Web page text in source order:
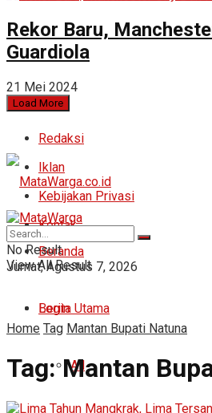
Rekor Baru,
Guardiola
21 Mei 2024
Load More
Redaksi
Iklan
Kebijakan Privasi
Kontak
Jumat, Agustus 7, 2026
Login
Beranda
Berita Utama
All
No Result
View All Result
Home Tag Mantan Bupati Natuna
Tag:Mantan